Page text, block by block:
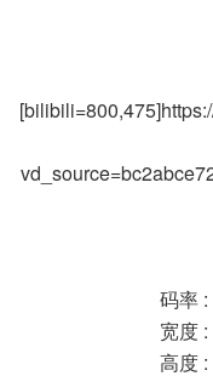
码率 :
宽度 :
高度 :